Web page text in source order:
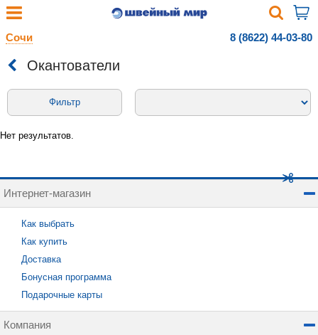
Сочи 8 (8622) 44-03-80
Окантователи
Фильтр
Нет результатов.
Интернет-магазин
Как выбрать
Как купить
Доставка
Бонусная программа
Подарочные карты
Компания